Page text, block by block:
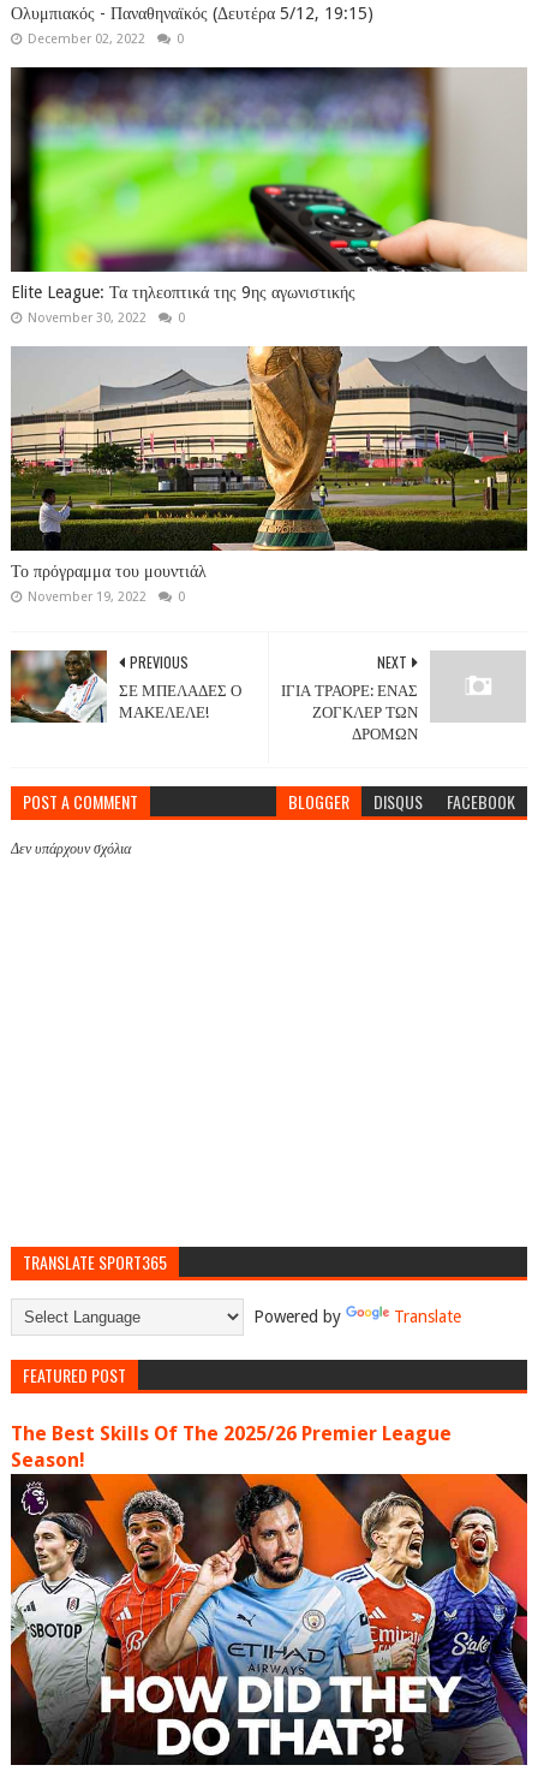
Ολυμπιακός - Παναθηναϊκός (Δευτέρα 5/12, 19:15)
December 02, 2022 0
Elite League: Τα τηλεοπτικά της 9ης αγωνιστικής
November 30, 2022 0
Το πρόγραμμα του μουντιάλ
November 19, 2022 0
NEXT
ΙΓΙΑ ΤΡΑΟΡΕ: ΕΝΑΣ
ΖΟΓΚΛΕΡ ΤΩΝ
ΔΡΟΜΩΝ
PREVIOUS
ΣΕ ΜΠΕΛΑΔΕΣ Ο
ΜΑΚΕΛΕΛΕ!
POST A COMMENT BLOGGER DISQUS FACEBOOK
Δεν υπάρχουν σχόλια
TRANSLATE SPORT365
Powered by Translate
FEATURED POST
The Best Skills Of The 2025/26 Premier League
Season!